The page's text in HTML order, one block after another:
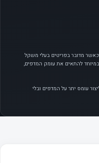
מדובר בפריטים בעלי משקל
להתאים את עומק המדפים,
עומס יתר על המדפים ובלי